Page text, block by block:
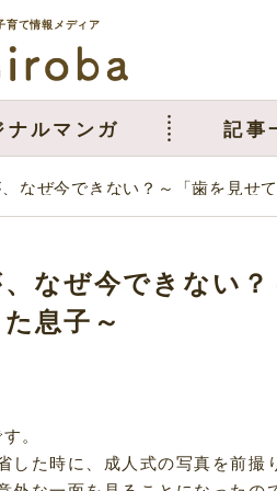
育て情報メディア
ナルマンガ 記事
なぜ今できない？～「歯を見せ
なぜ今できない？
息子～
。
した時に、成人式の写真を前撮